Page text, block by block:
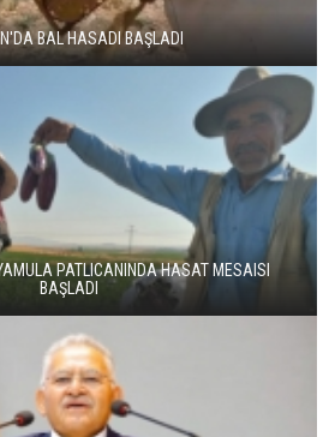
BAL HASADI BAŞLADI
PATLICANINDA HASAT MESAISI
BAŞLADI